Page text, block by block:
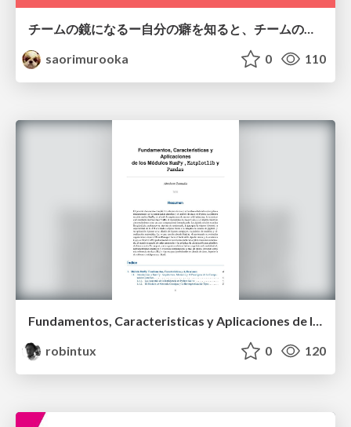
saorimurooka
0 110
Fundamentos, Caracteristicas y Aplicaciones de los Modulos NumPy , Matplotlib y Pandas
robintux
0 120